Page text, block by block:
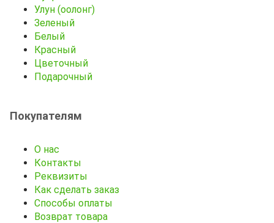
Улун (оолонг)
Зеленый
Белый
Красный
Цветочный
Подарочный
Покупателям
О нас
Контакты
Реквизиты
Как сделать заказ
Способы оплаты
Возврат товара